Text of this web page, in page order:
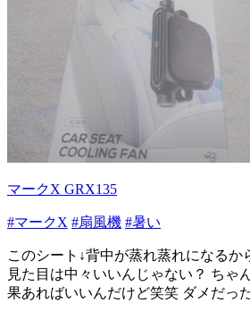
マークX GRX135
#マークX #扇風機 #暑い
このシート↓背中が蒸れ蒸れになるか
見た目は中々いいんじゃない？ ちゃ
果あればいいんだけど笑笑 ダメだっ